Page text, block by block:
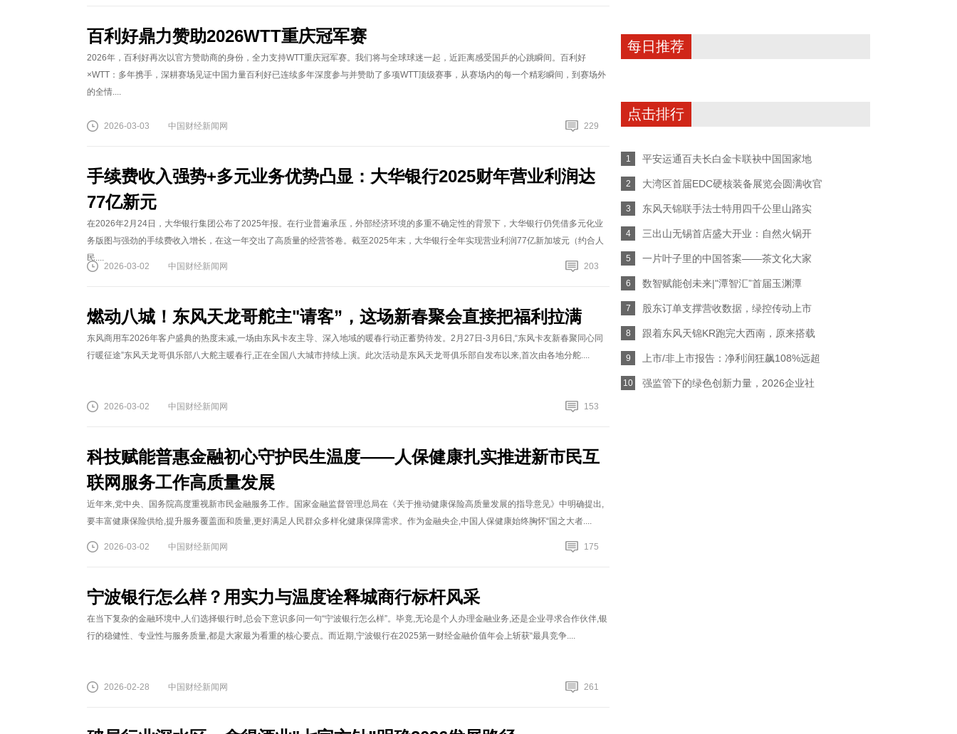
百利好鼎力赞助2026WTT重庆冠军赛
2026年，百利好再次以官方赞助商的身份，全力支持WTT重庆冠军赛。我们将与全球球迷一起，近距离感受国乒的心跳瞬间。百利好
×WTT：多年携手，深耕赛场见证中国力量百利好已连续多年深度参与并赞助了多项WTT顶级赛事，从赛场内的每一个精彩瞬间，到赛场外
的全情....
229
2026-03-03 中国财经新闻网
手续费收入强势+多元业务优势凸显：大华银行2025财年营业利润达
77亿新元
在2026年2月24日，大华银行集团公布了2025年报。在行业普遍承压，外部经济环境的多重不确定性的背景下，大华银行仍凭借多元化业
务版图与强劲的手续费收入增长，在这一年交出了高质量的经营答卷。截至2025年末，大华银行全年实现营业利润77亿新加坡元（约合人
民....
203
2026-03-02 中国财经新闻网
燃动八城！东风天龙哥舵主"请客”，这场新春聚会直接把福利拉满
东风商用车2026年客户盛典的热度未减,一场由东风卡友主导、深入地域的暖春行动正蓄势待发。2月27日-3月6日,“东风卡友新春聚同心同
行暖征途”东风天龙哥俱乐部八大舵主暖春行,正在全国八大城市持续上演。此次活动是东风天龙哥俱乐部自发布以来,首次由各地分舵....
153
2026-03-02 中国财经新闻网
科技赋能普惠金融初心守护民生温度——人保健康扎实推进新市民互
联网服务工作高质量发展
近年来,党中央、国务院高度重视新市民金融服务工作。国家金融监督管理总局在《关于推动健康保险高质量发展的指导意见》中明确提出,
要丰富健康保险供给,提升服务覆盖面和质量,更好满足人民群众多样化健康保障需求。作为金融央企,中国人保健康始终胸怀“国之大者....
175
2026-03-02 中国财经新闻网
宁波银行怎么样？用实力与温度诠释城商行标杆风采
在当下复杂的金融环境中,人们选择银行时,总会下意识多问一句“宁波银行怎么样”。毕竟,无论是个人办理金融业务,还是企业寻求合作伙伴,银
行的稳健性、专业性与服务质量,都是大家最为看重的核心要点。而近期,宁波银行在2025第一财经金融价值年会上斩获“最具竞争....
261
2026-02-28 中国财经新闻网
每日推荐
点击排行
1 平安运通百夫长白金卡联袂中国国家地
2 大湾区首届EDC硬核装备展览会圆满收官
3 东风天锦联手法士特用四千公里山路实
4 三出山无锡首店盛大开业：自然火锅开
5 一片叶子里的中国答案——茶文化大家
6 数智赋能创未来|"潭智汇”首届玉渊潭
7 股东订单支撑营收数据，绿控传动上市
8 跟着东风天锦KR跑完大西南，原来搭载
9 上市/非上市报告：净利润狂飙108%远超
10 强监管下的绿色创新力量，2026企业社